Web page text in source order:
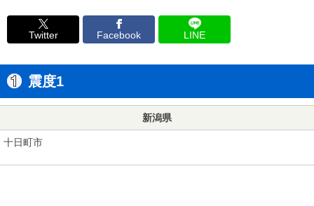
Twitter Facebook LINE
震度1
新潟県
十日町市